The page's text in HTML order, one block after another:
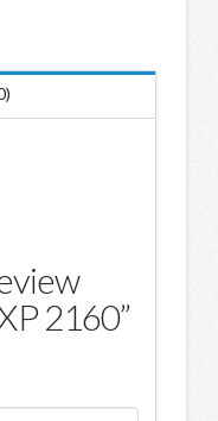
2160”